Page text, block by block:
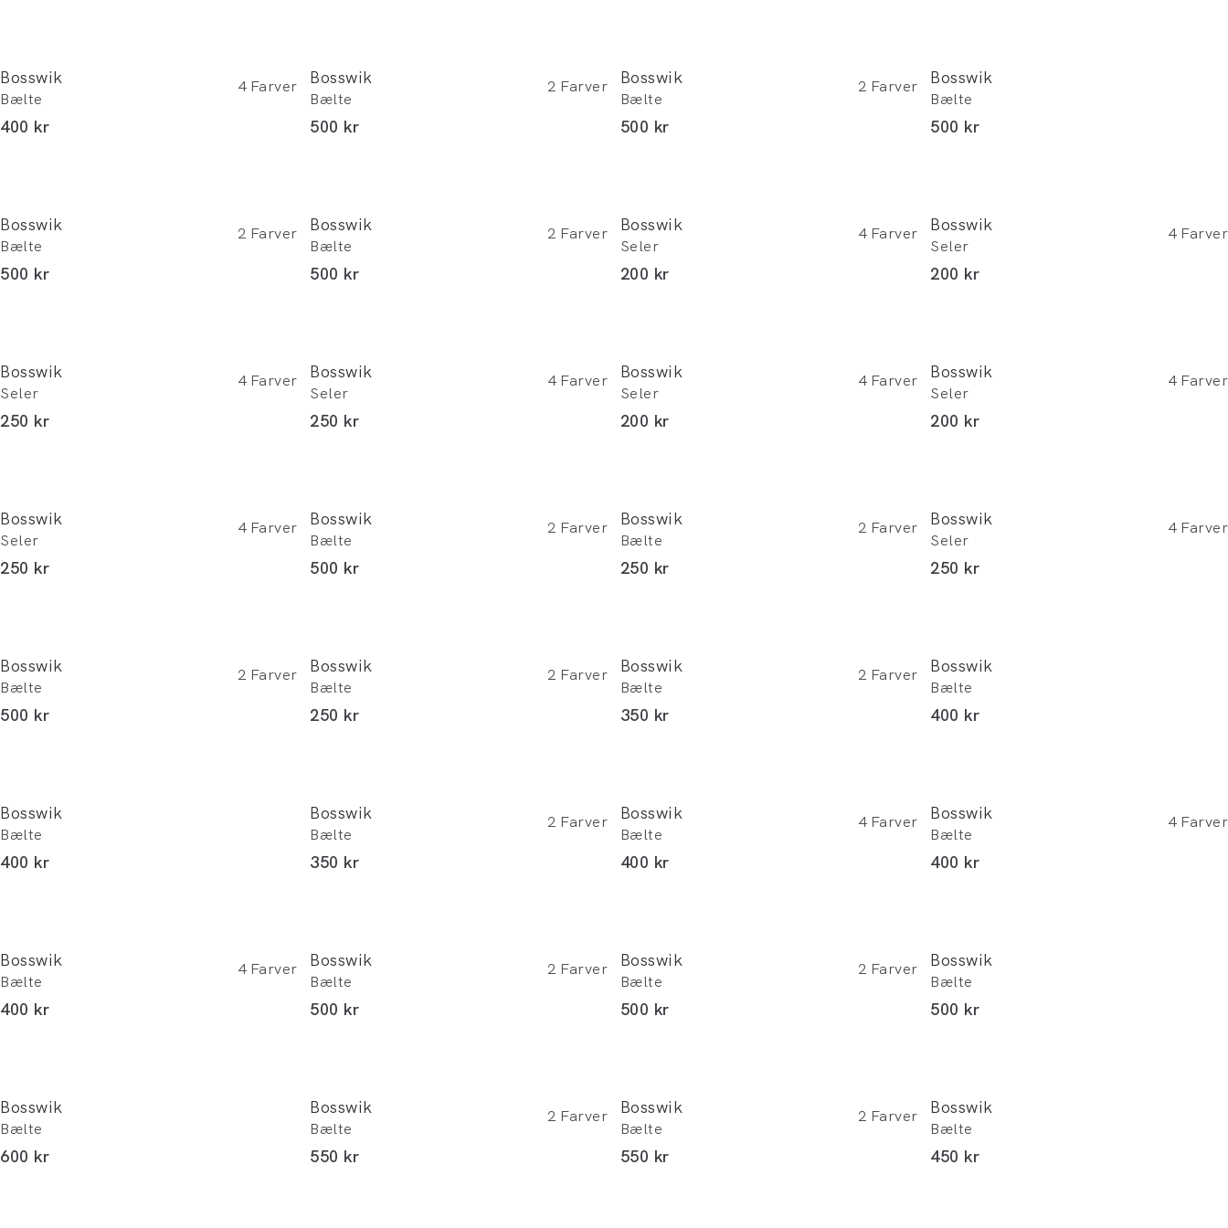
Bosswik
Bælte
4 Farver
I alt (inkl. rabat)
400 kr
Bosswik
Bælte
2 Farver
I alt (inkl. rabat)
500 kr
Bosswik
Bælte
2 Farver
I alt (inkl. rabat)
500 kr
Bosswik
Bælte
I alt (inkl. rabat)
500 kr
Bosswik
Bælte
2 Farver
I alt (inkl. rabat)
500 kr
Bosswik
Bælte
2 Farver
I alt (inkl. rabat)
500 kr
Bosswik
Seler
4 Farver
I alt (inkl. rabat)
200 kr
Bosswik
Seler
4 Farver
I alt (inkl. rabat)
200 kr
Bosswik
Seler
4 Farver
I alt (inkl. rabat)
250 kr
Bosswik
Seler
4 Farver
I alt (inkl. rabat)
250 kr
Bosswik
Seler
4 Farver
I alt (inkl. rabat)
200 kr
Bosswik
Seler
4 Farver
I alt (inkl. rabat)
200 kr
Bosswik
Seler
4 Farver
I alt (inkl. rabat)
250 kr
Bosswik
Bælte
2 Farver
I alt (inkl. rabat)
500 kr
Bosswik
Bælte
2 Farver
I alt (inkl. rabat)
250 kr
Bosswik
Seler
4 Farver
I alt (inkl. rabat)
250 kr
Bosswik
Bælte
2 Farver
I alt (inkl. rabat)
500 kr
Bosswik
Bælte
2 Farver
I alt (inkl. rabat)
250 kr
Bosswik
Bælte
2 Farver
I alt (inkl. rabat)
350 kr
Bosswik
Bælte
I alt (inkl. rabat)
400 kr
Bosswik
Bælte
I alt (inkl. rabat)
400 kr
Bosswik
Bælte
2 Farver
I alt (inkl. rabat)
350 kr
Bosswik
Bælte
4 Farver
I alt (inkl. rabat)
400 kr
Bosswik
Bælte
4 Farver
I alt (inkl. rabat)
400 kr
Bosswik
Bælte
4 Farver
I alt (inkl. rabat)
400 kr
Bosswik
Bælte
2 Farver
I alt (inkl. rabat)
500 kr
Bosswik
Bælte
2 Farver
I alt (inkl. rabat)
500 kr
Bosswik
Bælte
I alt (inkl. rabat)
500 kr
Bosswik
Bælte
I alt (inkl. rabat)
600 kr
Bosswik
Bælte
2 Farver
I alt (inkl. rabat)
550 kr
Bosswik
Bælte
2 Farver
I alt (inkl. rabat)
550 kr
Bosswik
Bælte
I alt (inkl. rabat)
450 kr